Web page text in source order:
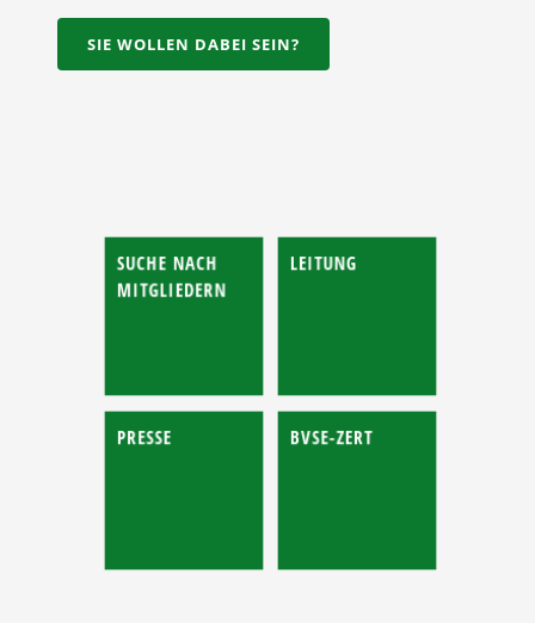
SIE WOLLEN DABEI SEIN?
SUCHE NACH
MITGLIEDERN
LEITUNG
PRESSE BVSE-ZERT